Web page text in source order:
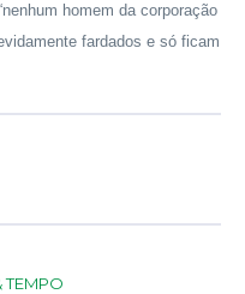
homem da corporação
fardados e só ficam
TEMPO